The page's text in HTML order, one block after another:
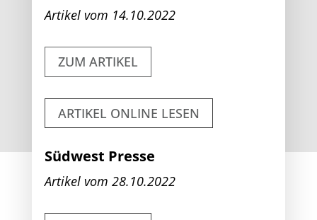
Artikel vom 14.10.2022
ZUM ARTIKEL
ARTIKEL ONLINE LESEN
Südwest Presse
Artikel vom 28.10.2022